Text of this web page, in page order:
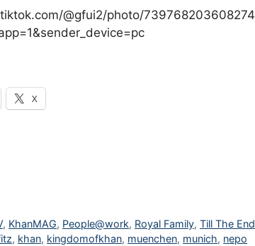
@gfui2/photo/
X
, KhanMAG, People@work, Royal Family,Till The
, khan, kingdomofkhan, muenchen, munich, nepo